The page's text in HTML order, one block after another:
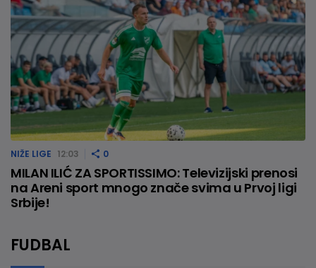
NIŽE LIGE 12:03 0
MILAN ILIĆ ZA SPORTISSIMO: Televizijski prenosi
na Areni sport mnogo znače svima u Prvoj ligi
Srbije!
FUDBAL